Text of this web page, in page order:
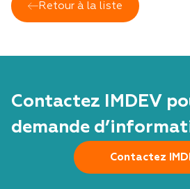
Retour à la liste
Contactez IMDEV
demande
Contactez